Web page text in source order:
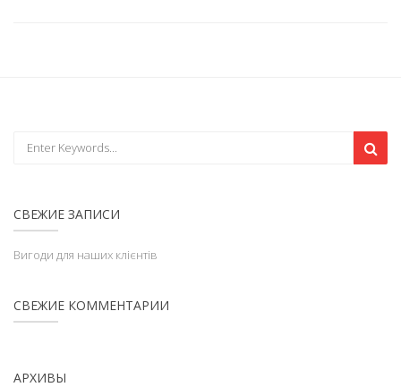
СВЕЖИЕ ЗАПИСИ
Вигоди для наших клієнтів
СВЕЖИЕ КОММЕНТАРИИ
АРХИВЫ